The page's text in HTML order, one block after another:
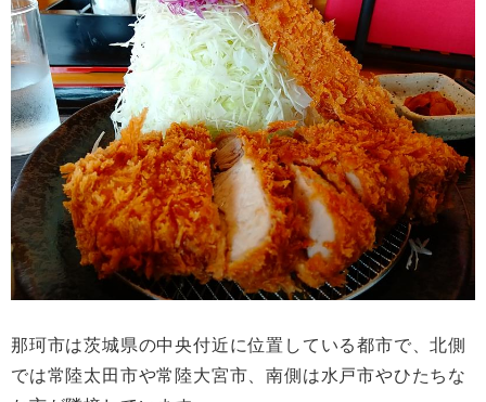
那珂市は茨城県の中央付近に位置している都市で、北側
では常陸太田市や常陸大宮市、南側は水戸市やひたちな